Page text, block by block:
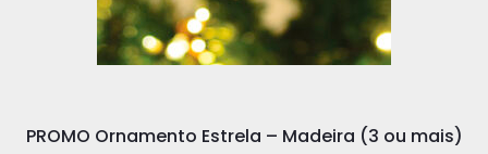
PROMO Ornamento Estrela – Madeira (3 ou mais)